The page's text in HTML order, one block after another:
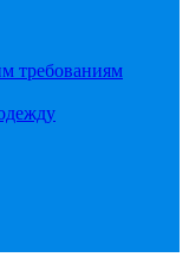
требованиям